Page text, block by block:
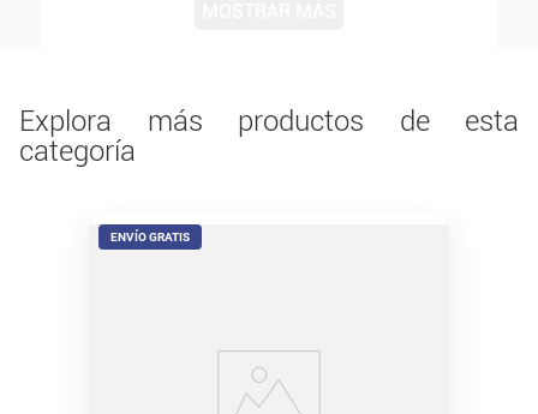
medidas, conexiones, alimentación y
compatibilidad con el resto del equipo.
Explora más productos de esta
categoría
ENVÍO GRATIS